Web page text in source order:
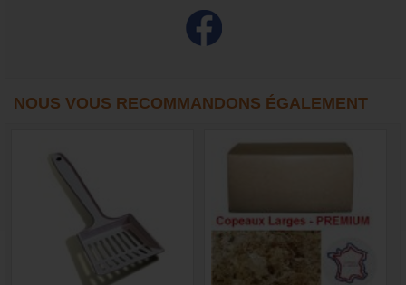
NOUS VOUS RECOMMANDONS ÉGALEMENT